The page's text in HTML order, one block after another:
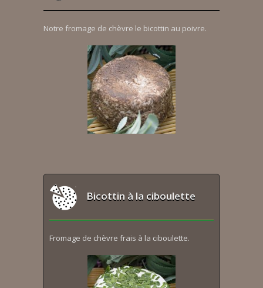
Notre fromage de chèvre le bicottin au poivre.
Bicottin à la ciboulette
Fromage de chèvre frais à la ciboulette.